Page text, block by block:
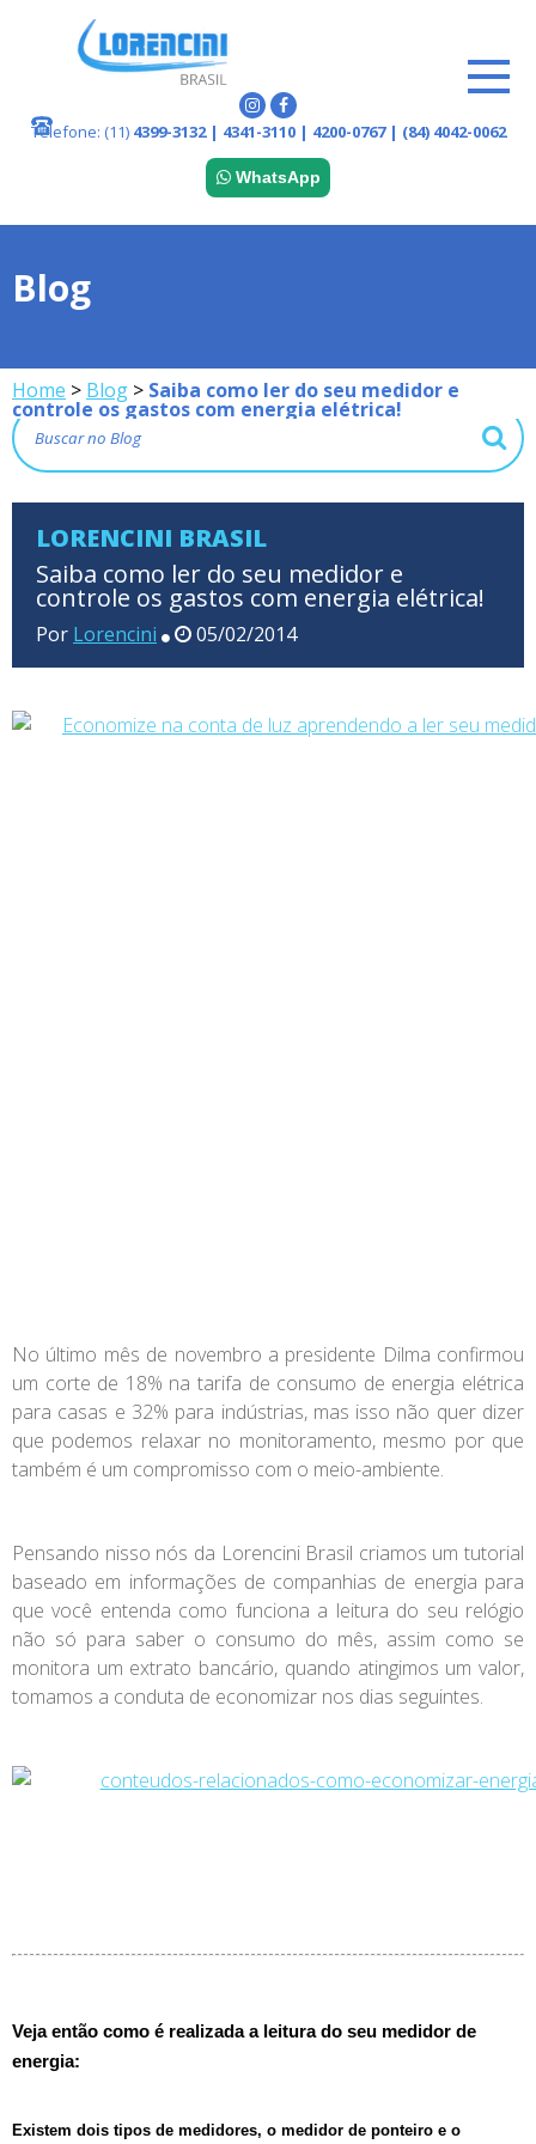
Telefone: (11) 4399-3132 | 4341-3110 | 4200-0767 | (84) 4042-0062
WhatsApp
Blog
Home > Blog > Saiba como ler do seu medidor e
controle os gastos com energia elétrica!
LORENCINI BRASIL
Saiba como ler do seu medidor e
controle os gastos com energia elétrica!
Por Lorencini 05/02/2014
No último mês de novembro a presidente Dilma confirmou
um corte de 18% na tarifa de consumo de energia elétrica
para casas e 32% para indústrias, mas isso não quer dizer
que podemos relaxar no monitoramento, mesmo por que
também é um compromisso com o meio-ambiente.
Pensando nisso nós da Lorencini Brasil criamos um tutorial
baseado em informações de companhias de energia para
que você entenda como funciona a leitura do seu relógio
não só para saber o consumo do mês, assim como se
monitora um extrato bancário, quando atingimos um valor,
tomamos a conduta de economizar nos dias seguintes.
Veja então como é realizada a leitura do seu medidor de
energia:
Existem dois tipos de medidores, o medidor de ponteiro e o